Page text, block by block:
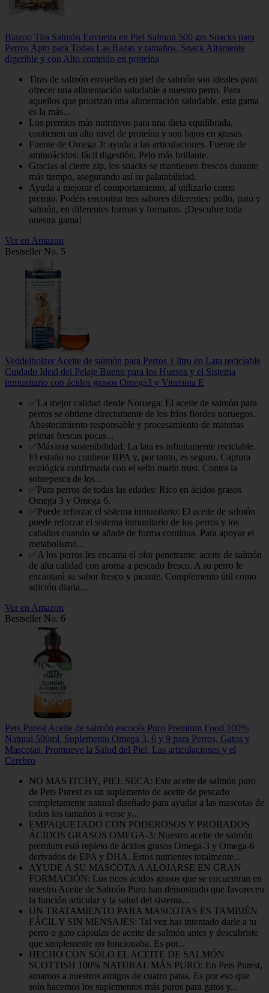
Biazoo Tira Salmón Envuelta en Piel Salmon 500 grs Snacks para
Perros Apto para Todas Las Razas y tamaños. Snack Altamente
digerible y con Alto conteido en proteína
Tiras de salmón envueltas en piel de salmón son ideales para
ofrecer una alimentación saludable a nuestro perro. Para
aquellos que priorizan una alimentación saludable, esta gama
es la más...
Los premios más nutritivos para una dieta equilibrada,
contienen un alto nivel de proteína y son bajos en grasas.
Fuente de Omega 3: ayuda a las articulaciones. Fuente de
aminoácidos: fácil digestión. Pelo más brillante.
Gracias al cierre zip, los snacks se mantienen frescos durante
más tiempo, asegurando así su palatabilidad.
Ayuda a mejorar el comportamiento, al utilizarlo como
premio. Podéis encontrar tres sabores diferentes: pollo, pato y
salmón, en diferentes formas y formatos. ¡Descubre toda
nuestra gama!
Ver en Amazon
Bestseller No. 5
Veddelholzer Aceite de salmón para Perros 1 litro en Lata reciclable
Cuidado Ideal del Pelaje Bueno para los Huesos y el Sistema
inmunitario con ácidos grasos Omega3 y Vitamina E
✅La mejor calidad desde Noruega: El aceite de salmón para
perros se obtiene directamente de los fríos fiordos noruegos.
Abastecimiento responsable y procesamiento de materias
primas frescas pocas...
✅Máxima sostenibilidad: La lata es infinitamente reciclable.
El estaño no contiene BPA y, por tanto, es seguro. Captura
ecológica confirmada con el sello marin trust. Contra la
sobrepesca de los...
✅Para perros de todas las edades: Rico en ácidos grasos
Omega 3 y Omega 6.
✅Puede reforzar el sistema inmunitario: El aceite de salmón
puede reforzar el sistema inmunitario de los perros y los
caballos cuando se añade de forma continua. Para apoyar el
metabolismo...
✅A los perros les encanta el olor penetrante: aceite de salmón
de alta calidad con aroma a pescado fresco. A su perro le
encantará su sabor fresco y picante. Complemento útil como
adición diaria...
Ver en Amazon
Bestseller No. 6
Pets Purest Aceite de salmón escocés Puro Premium Food 100%
Natural 500ml. Suplemento Omega 3, 6 y 9 para Perros, Gatos y
Mascotas. Promueve la Salud del Piel, Las articulaciones y el
Cerebro
NO MAS ITCHY, PIEL SECA: Este aceite de salmón puro
de Pets Purest es un suplemento de aceite de pescado
completamente natural diseñado para ayudar a las mascotas de
todos los tamaños a verse y...
EMPAQUETADO CON PODEROSOS Y PROBADOS
ÁCIDOS GRASOS OMEGA-3: Nuestro aceite de salmón
premium está repleto de ácidos grasos Omega-3 y Omega-6
derivados de EPA y DHA. Estos nutrientes totalmente...
AYUDE A SU MASCOTA A ALOJARSE EN GRAN
FORMACIÓN: Los ricos ácidos grasos que se encuentran en
nuestro Aceite de Salmón Puro han demostrado que favorecen
la función articular y la salud del sistema...
UN TRATAMIENTO PARA MASCOTAS ES TAMBIÉN
FÁCIL Y SIN MENSAJES: Tal vez has intentado darle a tu
perro o gato cápsulas de aceite de salmón antes y descubriste
que simplemente no funcionaba. Es por...
HECHO CON SÓLO EL ACEITE DE SALMÓN
SCOTTISH 100% NATURAL MÁS PURO: En Pets Purest,
amamos a nuestros amigos de cuatro patas. Es por eso que
solo hacemos los suplementos más puros para gatos y...